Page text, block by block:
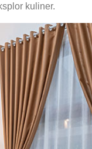
kuliner.